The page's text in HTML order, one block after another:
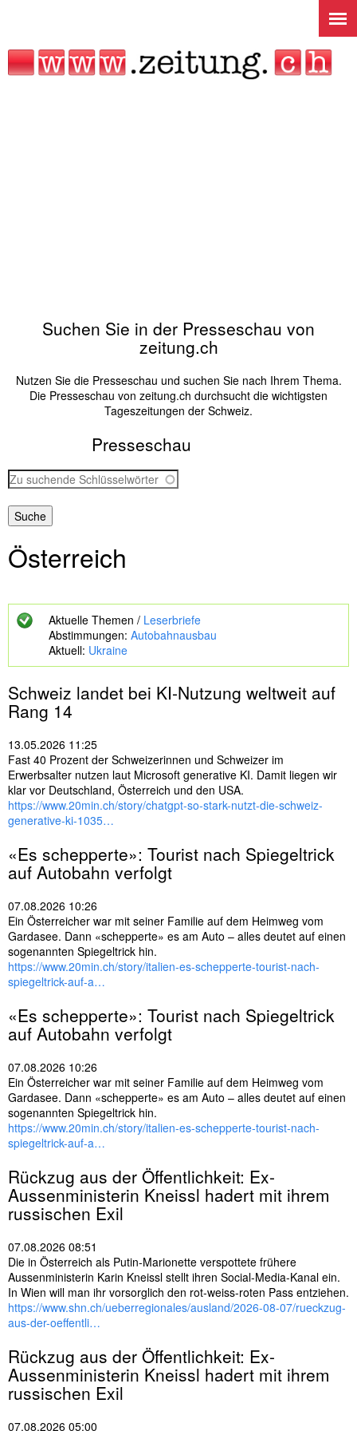
Suchen Sie in der Presseschau von
zeitung.ch
Nutzen Sie die Presseschau und suchen Sie nach Ihrem Thema.
Die Presseschau von zeitung.ch durchsucht die wichtigsten
Tageszeitungen der Schweiz.
Presseschau
Z
u
s
u
h
e
ü
s
s
l
w
ö
r
t
e
Österreich
Aktuelle Themen / Leserbriefe
Abstimmungen: Autobahnausbau
Aktuell: Ukraine
Schweiz landet bei KI-Nutzung weltweit auf
Rang 14
13.05.2026 11:25
Fast 40 Prozent der Schweizerinnen und Schweizer im
Erwerbsalter nutzen laut Microsoft generative KI. Damit liegen wir
klar vor Deutschland, Österreich und den USA.
https://www.20min.ch/story/chatgpt-so-stark-nutzt-die-schweiz-
generative-ki-1035…
«Es schepperte»: Tourist nach Spiegeltrick
auf Autobahn verfolgt
07.08.2026 10:26
Ein Österreicher war mit seiner Familie auf dem Heimweg vom
Gardasee. Dann «schepperte» es am Auto – alles deutet auf einen
sogenannten Spiegeltrick hin.
https://www.20min.ch/story/italien-es-schepperte-tourist-nach-
spiegeltrick-auf-a…
«Es schepperte»: Tourist nach Spiegeltrick
auf Autobahn verfolgt
07.08.2026 10:26
Ein Österreicher war mit seiner Familie auf dem Heimweg vom
Gardasee. Dann «schepperte» es am Auto – alles deutet auf einen
sogenannten Spiegeltrick hin.
https://www.20min.ch/story/italien-es-schepperte-tourist-nach-
spiegeltrick-auf-a…
Rückzug aus der Öffentlichkeit: Ex-
Aussenministerin Kneissl hadert mit ihrem
russischen Exil
07.08.2026 08:51
Die in Österreich als Putin-Marionette verspottete frühere
Aussenministerin Karin Kneissl stellt ihren Social-Media-Kanal ein.
In Wien will man ihr vorsorglich den rot-weiss-roten Pass entziehen.
https://www.shn.ch/ueberregionales/ausland/2026-08-07/rueckzug-
aus-der-oeffentli…
Rückzug aus der Öffentlichkeit: Ex-
Aussenministerin Kneissl hadert mit ihrem
russischen Exil
07.08.2026 05:00